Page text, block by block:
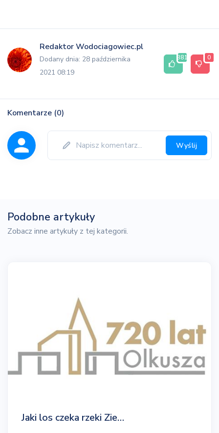
Redaktor Wodociagowiec.pl
Dodany dnia: 28 października
2021 08:19
381 0
Komentarze (0)
Wyślij
Podobne artykuły
Zobacz inne artykuły z tej kategorii.
Jaki los czeka rzeki Zie…